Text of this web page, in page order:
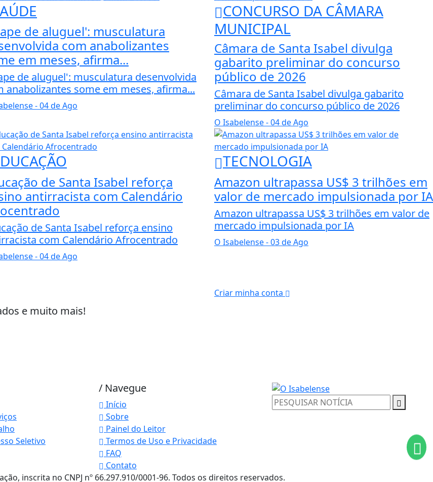
de aluguel': musculatura
com anabolizantes
em meses, afirma...
de aluguel': musculatura desenvolvida
anabolizantes some em meses, afirma...
- 04 de Ago
CONCURSO DA CÂMARA
MUNICIPAL
Câmara de Santa Isabel divulga
gabarito preliminar do concurso
público de 2026
Câmara de Santa Isabel divulga gabarito
preliminar do concurso público de 2026
O Isabelense- 04 de Ago
de Santa Isabel reforça
antirracista com Calendário
de Santa Isabel reforça ensino
com Calendário Afrocentrado
- 04 de Ago
TECNOLOGIA
Amazon ultrapassa US$ 3 trilhões em
valor de mercado impulsionada por IA
Amazon ultrapassa US$ 3 trilhões em valor de
mercado impulsionada por IA
O Isabelense- 03 de Ago
e muito mais!
Criar minha conta
Seletivo
/ Navegue
Início
Sobre
Painel do Leitor
Termos de Uso e Privacidade
FAQ
Contato
inscrita no CNPJ nº 66.297.910/0001-96. Todos os direitos reservados.
de navegação. Ao continuar o acesso, entendemos que você